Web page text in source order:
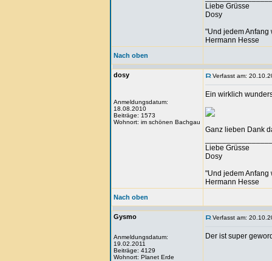
Liebe Grüsse
Dosy
"Und jedem Anfang
Hermann Hesse
Nach oben
dosy
Anmeldungsdatum:
18.08.2010
Beiträge: 1573
Wohnort: im schönen Bachgau
Verfasst am:
Ein wirklich
Ganz lieben Dank
Liebe Grüsse
Dosy
"Und jedem Anfang
Hermann Hesse
Nach oben
Gysmo
Anmeldungsdatum:
19.02.2011
Beiträge: 4129
Wohnort: Planet Erde
Verfasst am:
Der ist super